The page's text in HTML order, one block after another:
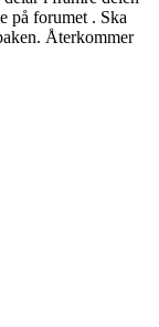
på forumet . Ska
Återkommer